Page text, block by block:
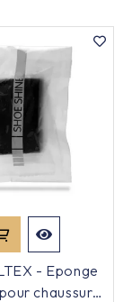
- Eponge
chaussures